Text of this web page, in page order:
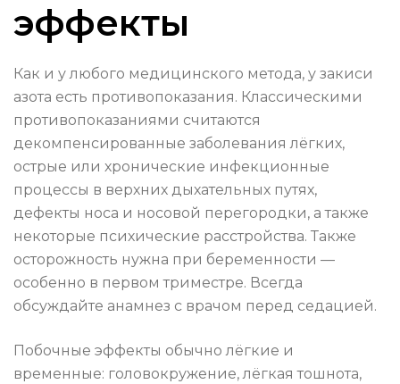
эффекты
Как и у любого медицинского метода, у закиси
азота есть противопоказания. Классическими
противопоказаниями считаются
декомпенсированные заболевания лёгких,
острые или хронические инфекционные
процессы в верхних дыхательных путях,
дефекты носа и носовой перегородки, а также
некоторые психические расстройства. Также
осторожность нужна при беременности —
особенно в первом триместре. Всегда
обсуждайте анамнез с врачом перед седацией.
Побочные эффекты обычно лёгкие и
временные: головокружение, лёгкая тошнота,